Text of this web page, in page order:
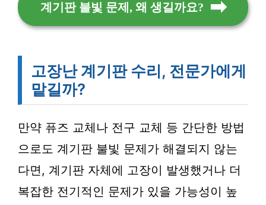
계기판 불빛 문제, 왜 생길까요?
고장난 계기판 수리, 전문가에게
맡길까?
만약 퓨즈 교체나 전구 교체 등 간단한 방법
으로도 계기판 불빛 문제가 해결되지 않는
다면, 계기판 자체에 고장이 발생했거나 더
복잡한 전기적인 문제가 있을 가능성이 높